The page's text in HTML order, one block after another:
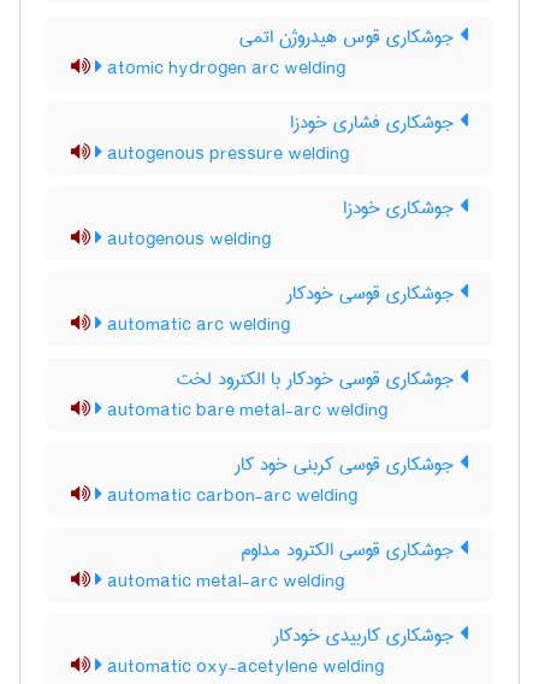
جوشکاری قوس هیدروژن اتمی
atomic hydrogen arc welding
جوشکاری فشاری خودزا
autogenous pressure welding
جوشکاری خودزا
autogenous welding
جوشکاری قوسی خودکار
automatic arc welding
جوشکاری قوسی خودکار با الکترود لخت
automatic bare metal-arc welding
جوشکاری قوسی کربنی خود کار
automatic carbon-arc welding
جوشکاری قوسی الکترود مداوم
automatic metal-arc welding
جوشکاری کاربیدی خودکار
automatic oxy-acetylene welding